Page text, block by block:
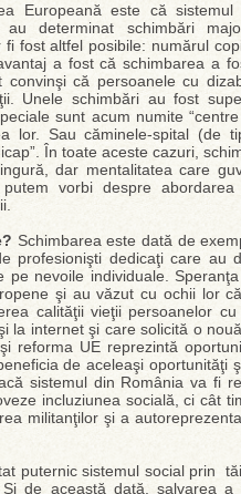
Europeană este că
au determinat schimbări
fost altfel posibile: numărul
a fost că schimbarea a
că persoanele cu
Unele schimbări au fost
sunt acum numite
lor. Sau căminele-spital (de
În toate aceste cazuri,
dar mentalitatea care
vorbi despre
Schimbarea este dată de
profesionişti dedicaţi care au
pe nevoile individuale.
şi au văzut cu ochii lor
calităţii vieţii persoanelor
la internet şi care solicită o
reforma UE reprezintă
de aceleaşi oportunităţi
sistemul din România va fi
incluziunea socială, ci cât
militanţilor şi a
puternic sistemul social prin
de această dată, salvarea